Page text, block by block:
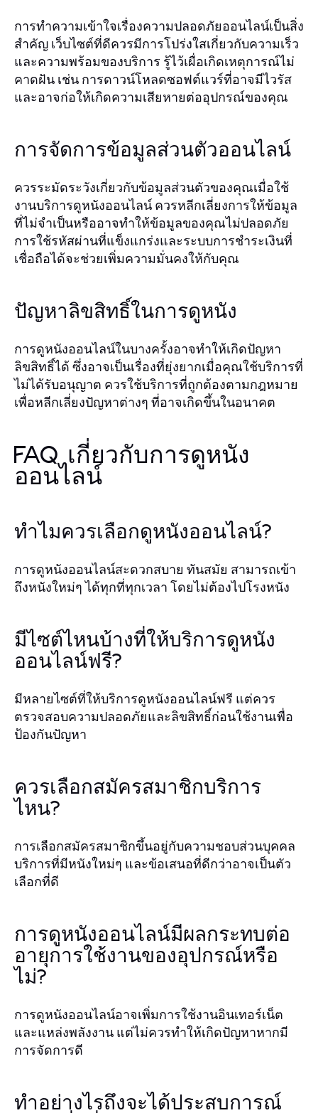
การทำความเข้าใจเรื่องความปลอดภัยออนไลน์เป็นสิ่ง
สำคัญ เว็บไซต์ที่ดีควรมีการโปร่งใสเกี่ยวกับความเร็ว
และความพร้อมของบริการ รู้ไว้เผื่อเกิดเหตุการณ์ไม่
คาดฝัน เช่น การดาวน์โหลดซอฟต์แวร์ที่อาจมีไวรัส
และอาจก่อให้เกิดความเสียหายต่ออุปกรณ์ของคุณ
การจัดการข้อมูลส่วนตัวออนไลน์
ควรระมัดระวังเกี่ยวกับข้อมูลส่วนตัวของคุณเมื่อใช้
งานบริการดูหนังออนไลน์ ควรหลีกเลี่ยงการให้ข้อมูล
ที่ไม่จำเป็นหรืออาจทำให้ข้อมูลของคุณไม่ปลอดภัย
การใช้รหัสผ่านที่แข็งแกร่งและระบบการชำระเงินที่
เชื่อถือได้จะช่วยเพิ่มความมั่นคงให้กับคุณ
ปัญหาลิขสิทธิ์ในการดูหนัง
การดูหนังออนไลน์ในบางครั้งอาจทำให้เกิดปัญหา
ลิขสิทธิ์ได้ ซึ่งอาจเป็นเรื่องที่ยุ่งยากเมื่อคุณใช้บริการที่
ไม่ได้รับอนุญาต ควรใช้บริการที่ถูกต้องตามกฎหมาย
เพื่อหลีกเลี่ยงปัญหาต่างๆ ที่อาจเกิดขึ้นในอนาคต
FAQ เกี่ยวกับการดูหนัง
ออนไลน์
ทำไมควรเลือกดูหนังออนไลน์?
การดูหนังออนไลน์สะดวกสบาย ทันสมัย สามารถเข้า
ถึงหนังใหม่ๆ ได้ทุกที่ทุกเวลา โดยไม่ต้องไปโรงหนัง
มีไซต์ไหนบ้างที่ให้บริการดูหนัง
ออนไลน์ฟรี?
มีหลายไซต์ที่ให้บริการดูหนังออนไลน์ฟรี แต่ควร
ตรวจสอบความปลอดภัยและลิขสิทธิ์ก่อนใช้งานเพื่อ
ป้องกันปัญหา
ควรเลือกสมัครสมาชิกบริการ
ไหน?
การเลือกสมัครสมาชิกขึ้นอยู่กับความชอบส่วนบุคคล
บริการที่มีหนังใหม่ๆ และข้อเสนอที่ดีกว่าอาจเป็นตัว
เลือกที่ดี
การดูหนังออนไลน์มีผลกระทบต่อ
อายุการใช้งานของอุปกรณ์หรือ
ไม่?
การดูหนังออนไลน์อาจเพิ่มการใช้งานอินเทอร์เน็ต
และแหล่งพลังงาน แต่ไม่ควรทำให้เกิดปัญหาหากมี
การจัดการดี
ทำอย่างไรถึงจะได้ประสบการณ์